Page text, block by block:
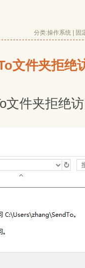
分类:操作系统 固
文件夹拒绝
文件夹拒绝